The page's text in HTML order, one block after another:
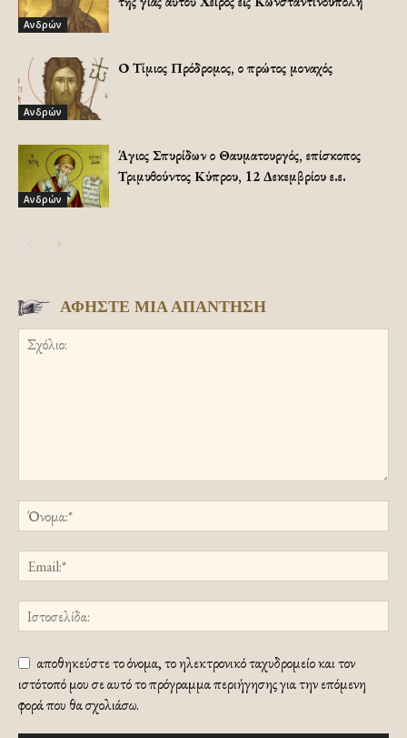
Ανδρών
Ανδρών
Ο Τίμιος Πρόδρομος, ο πρώτος μοναχός
Ανδρών
Άγιος Σπυρίδων ο Θαυματουργός, επίσκοπος
Τριμυθούντος Κύπρου, 12 Δεκεμβρίου ε.ε.
ΑΦΗΣΤΕ ΜΙΑ ΑΠΑΝΤΗΣΗ
αποθηκεύστε το όνομα, το ηλεκτρονικό ταχυδρομείο και τον
ιστότοπό μου σε αυτό το πρόγραμμα περιήγησης για την επόμενη
φορά που θα σχολιάσω.